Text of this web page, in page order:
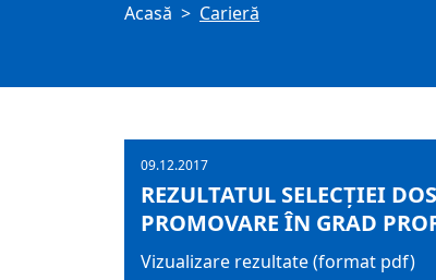
Acasă Carieră
09.12.2017
REZULTATUL SELECŢIEI
PROMOVARE ÎN GRAD
Vizualizare rezultate (format pdf)